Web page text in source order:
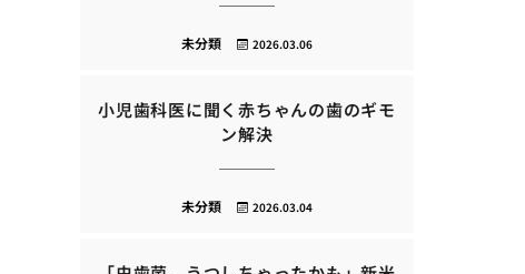
2026.03.06
未分類
小児歯科医に聞く赤ちゃんの歯のギモ
ン解決
2026.03.04
未分類